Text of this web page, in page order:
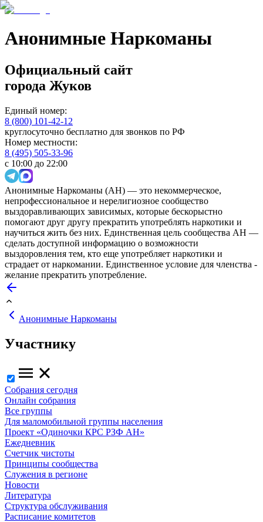
Анонимные Наркоманы
Официальный сайт
города Жуков
Единый номер:
8 (800) 101-42-12
круглосуточно бесплатно для звонков по РФ
Номер местности:
8 (495) 505-33-96
с 10:00 до 22:00
Анонимные Наркоманы (АН) — это некоммерческое,
непрофессиональное и нерелигиозное сообщество
выздоравливающих зависимых, которые бескорыстно
помогают друг другу прекратить употреблять наркотики и
научиться жить без них. Единственная цель сообщества АН —
сделать доступной информацию о возможности
выздоровления тем, кто еще употребляет наркотики и
страдает от наркомании. Единственное условие для членства -
желание прекратить употребление.
Анонимные Наркоманы
Участнику
Собрания сегодня
Онлайн собрания
Все группы
Для маломобильной группы населения
Проект «Одиночки КРС РЗФ АН»
Ежедневник
Счетчик чистоты
Принципы сообщества
Служения в регионе
Новости
Литература
Структура обслуживания
Расписание комитетов